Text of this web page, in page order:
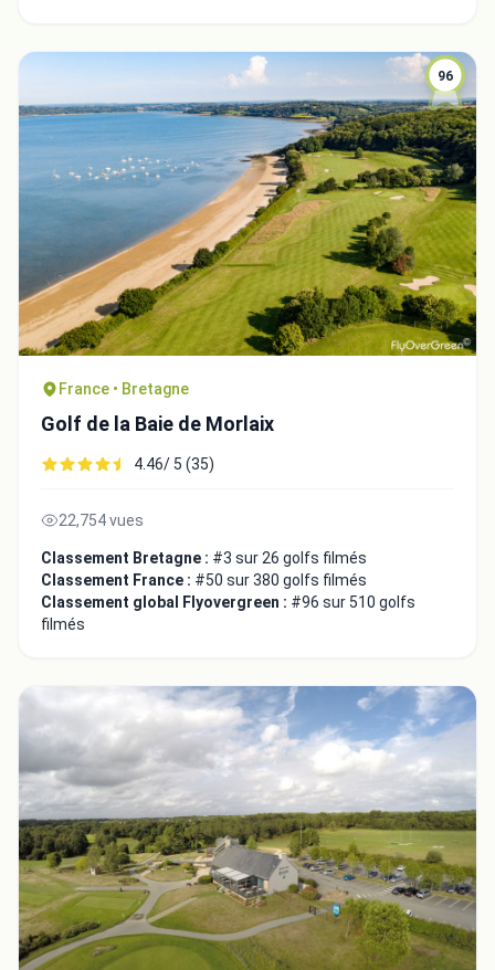
96
France • Bretagne
Golf de la Baie de Morlaix
4.46/ 5 (35)
22,754 vues
Classement Bretagne : #3 sur 26 golfs filmés
Classement France : #50 sur 380 golfs filmés
Classement global Flyovergreen : #96 sur 510 golfs
filmés
Intégrer la video
Choix de la vidéo:
Copier dans le presse-papiers